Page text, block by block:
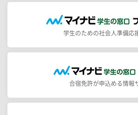
学生のための社会人準備応
合宿免許が申込める情報